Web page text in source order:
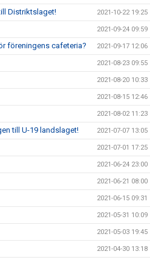
Distriktslaget! 2021-10-22 19:25
2021-09-24 09:59
föreningens cafeteria? 2021-09-17 12:06
2021-08-23 09:55
2021-08-20 10:33
2021-08-15 12:46
2021-08-02 11:23
till U-19 landslaget! 2021-07-07 13:05
2021-07-01 17:25
2021-06-24 23:00
2021-06-21 08:00
2021-06-15 09:31
2021-05-31 10:09
2021-05-03 19:45
2021-04-30 13:18